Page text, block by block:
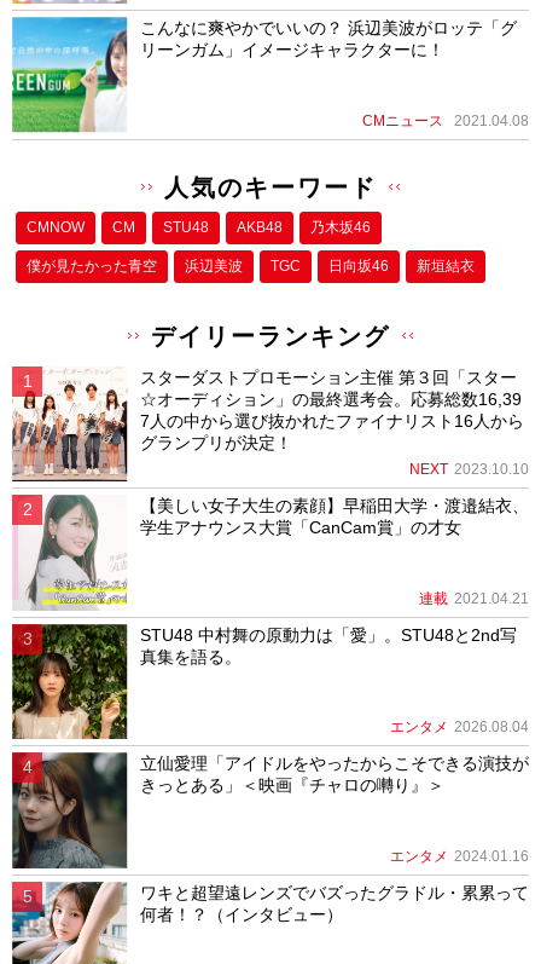
こんなに爽やかでいいの？ 浜辺美波がロッテ「グ
リーンガム」イメージキャラクターに！
CMニュース 2021.04.08
人気のキーワード
CMNOW CM STU48 AKB48 乃木坂46
僕が⾒たかった⻘空 浜辺美波 TGC 日向坂46 新垣結衣
デイリーランキング
スターダストプロモーション主催 第３回「スター
☆オーディション」の最終選考会。応募総数16,39
7人の中から選び抜かれたファイナリスト16人から
グランプリが決定！
NEXT 2023.10.10
【美しい女子大生の素顔】早稲田大学・渡邉結衣、
学生アナウンス大賞「CanCam賞」の才女
連載 2021.04.21
STU48 中村舞の原動力は「愛」。STU48と2nd写
真集を語る。
エンタメ 2026.08.04
立仙愛理「アイドルをやったからこそできる演技が
きっとある」＜映画『チャロの囀り』＞
エンタメ 2024.01.16
ワキと超望遠レンズでバズったグラドル・累累って
何者！？（インタビュー）